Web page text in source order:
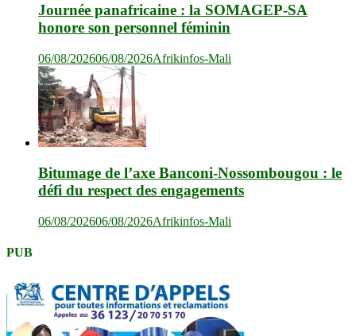
Journée panafricaine : la SOMAGEP-SA
honore son personnel féminin
06/08/202606/08/2026Afrikinfos-Mali
Bitumage de l’axe Banconi-Nossombougou : le
défi du respect des engagements
06/08/202606/08/2026Afrikinfos-Mali
PUB